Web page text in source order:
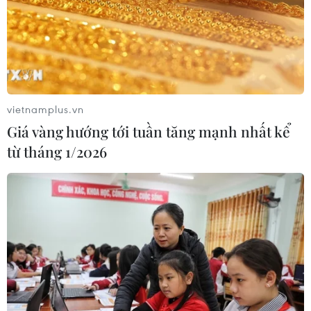
05/08/2026 07:38
Đồng Nai phát hiện 7 cơ sở nuôi lợn
"vỗ béo" sử dụng chất cấm
05/08/2026 04:59
Triệt phá thành công hệ
thống Lương Sơn TV đánh bạc lên tới
Đình chỉ chức vụ một hiệu trưởng do
liên quan đường dây cá độ bóng đá
vietnamplus.vn
Giá vàng hướng tới tuần tăng mạnh nhất kể
từ tháng 1/2026